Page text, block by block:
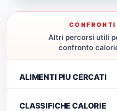
Altri percorsi utili
confronto
ALIMENTI PIU CERCATI
CLASSIFICHE CALORIE